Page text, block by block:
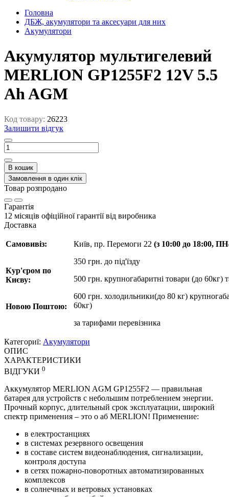
Головна
ДБЖ, акумулятори та аксесуари для них
Акумулятори
Акумулятор мультигелевий
MERLION GP1255F2 12V 5.5
Ah AGM
Код товару: 26223
Залишити відгук
В кошик
Замовлення в один клік
Товар розпродано
Гарантія
12 місяців офіційної гарантії від виробника
Доставка
Самовивіз:
Кур'єром по
Києву:
Новою Поштою:
Київ, пр. Перемоги 22 (з 10:00 до 18:00,
350 грн. до під'їзду
500 грн. крупногабаритні товари (до 60кг)
600 грн. холодильники(до 80 кг)
60кг)
за тарифами перевізника
Категориї: Акумулятори
ОПИС
ХАРАКТЕРИСТИКИ
ВІДГУКИ 0
Аккумулятор MERLION AGM GP1255F2 — правильная
батарея для устройств с небольшим потреблением энергии.
Прочный корпус, длительный срок эксплуатации, широкий
спектр применения – это о аб MERLION! Применение:
в електростанциях
в системах резервного освещения
в составе систем видеонаблюдения, сигнализации,
контроля доступа
в сетях пожарно-поворотных автоматизированных
комплексов
в солнечных и ветровых установках